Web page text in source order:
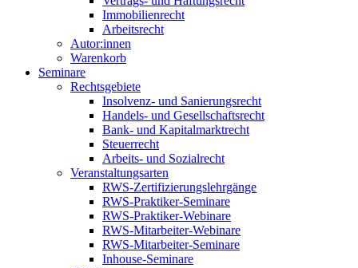
Immobilienrecht
Arbeitsrecht
Autor:innen
Warenkorb
Seminare
Rechtsgebiete
Insolvenz- und Sanierungsrecht
Handels- und Gesellschaftsrecht
Bank- und Kapitalmarktrecht
Steuerrecht
Arbeits- und Sozialrecht
Veranstaltungsarten
RWS-Zertifizierungslehrgänge
RWS-Praktiker-Seminare
RWS-Praktiker-Webinare
RWS-Mitarbeiter-Webinare
RWS-Mitarbeiter-Seminare
Inhouse-Seminare